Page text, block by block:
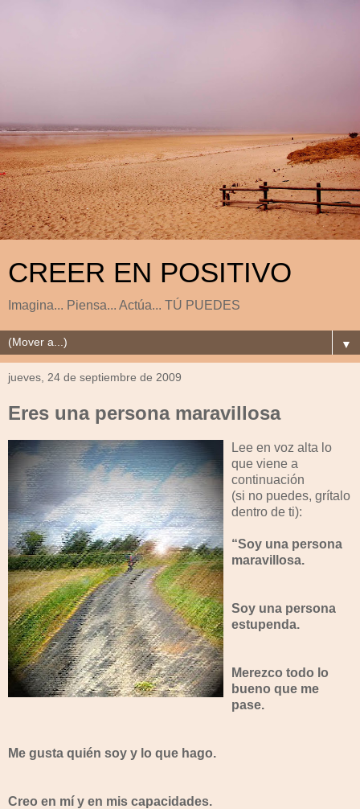
CREER EN POSITIVO
Imagina... Piensa... Actúa... TÚ PUEDES
▼
jueves, 24 de septiembre de 2009
Eres una persona maravillosa
Lee en voz alta lo
que viene a
continuación
(si no puedes, grítalo
dentro de ti):
“Soy una persona
maravillosa.
Soy una persona
estupenda.
Merezco todo lo
bueno que me
pase.
Me gusta quién soy y lo que hago.
Creo en mí y en mis capacidades.